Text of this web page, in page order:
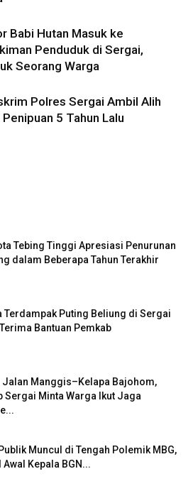
Babi Hutan Masuk ke
Penduduk di Sergai,
Seorang Warga
Polres Sergai Ambil Alih
Penipuan 5 Tahun Lalu
Tebing Tinggi Apresiasi Penurunan
dalam Beberapa Tahun Terakhir
Terdampak Puting Beliung di Sergai
Bantuan Pemkab
Jalan Manggis–Kelapa Bajohom,
Sergai Minta Warga Ikut Jaga
Muncul di Tengah Polemik MBG,
Awal Kepala BGN...